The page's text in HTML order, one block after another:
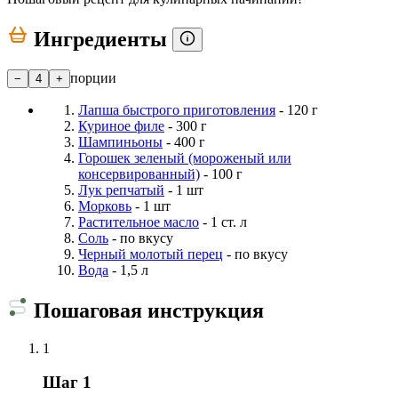
Ингредиенты
− 4 + порции
Лапша быстрого приготовления - 120 г
Куриное филе - 300 г
Шампиньоны - 400 г
Горошек зеленый (мороженый или
консервированный) - 100 г
Лук репчатый - 1 шт
Морковь - 1 шт
Растительное масло - 1 ст. л
Соль - по вкусу
Черный молотый перец - по вкусу
Вода - 1,5 л
Пошаговая инструкция
1
Шаг 1